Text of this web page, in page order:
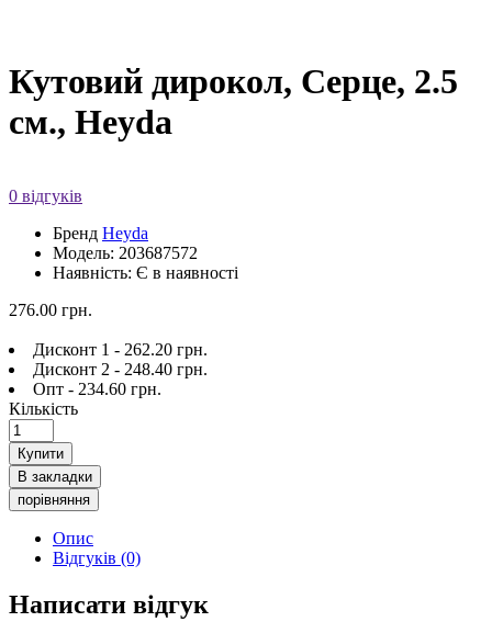
Кутовий дирокол, Серце, 2.5
см., Heyda
0 відгуків
Бренд Heyda
Модель: 203687572
Наявність: Є в наявності
276.00 грн.
Дисконт 1 - 262.20 грн.
Дисконт 2 - 248.40 грн.
Опт - 234.60 грн.
Кількість
Купити
В закладки
порівняння
Опис
Відгуків (0)
Написати відгук